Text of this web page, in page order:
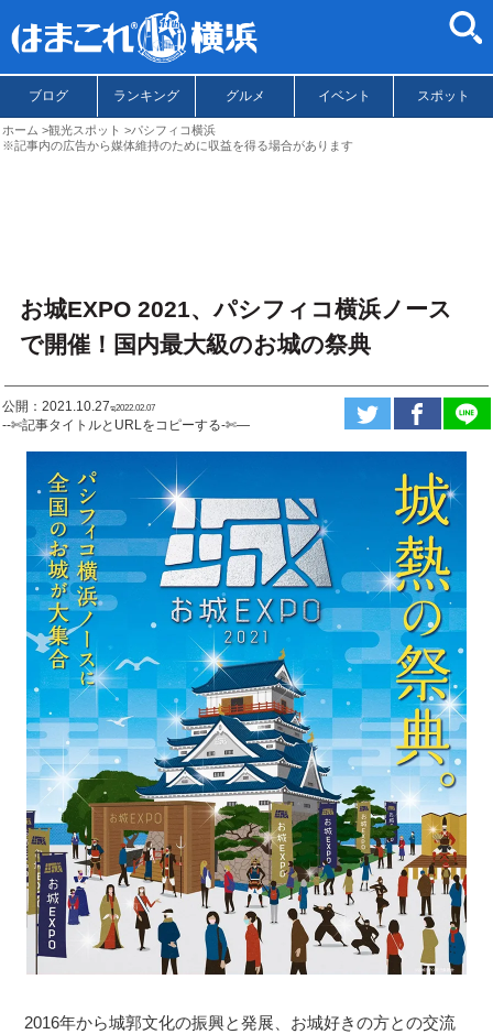
ブログ ランキング グルメ イベント スポット
ホーム 観光スポット
パシフィコ横浜
※記事内の広告から媒体維持のために収益を得る場合があります
お城EXPO 2021、パシフィコ横浜ノース
で開催！国内最大級のお城の祭典
公開：2021.10.27ಇ2022.02.07
--✄記事タイトルとURLをコピーする-✄—
2016年から城郭文化の振興と発展、お城好きの方との交流